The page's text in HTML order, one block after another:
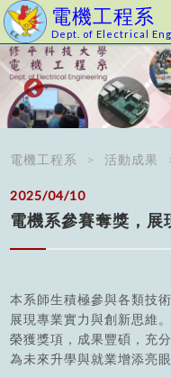
電機工程系
Dept. of Electrical
電機工程系 活動成果
2025/04/10
電機系參賽奪獎，展
本系師生積極參與各類技
展現專業實力與創新思維
榮獲獎項，成果豐碩，充
為未來升學與就業增添亮眼